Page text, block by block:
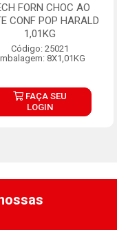
FORN CHOC AO
CONF POP HARALD
1,01KG
Código: 25021
8X1,01KG
FAÇA SEU
LOGIN